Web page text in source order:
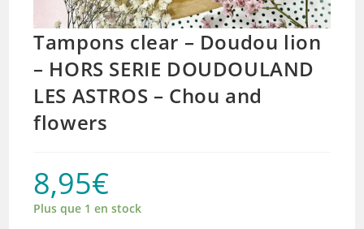
Tampons clear – Doudou lion
– HORS SERIE DOUDOULAND
LES ASTROS – Chou and
flowers
8,95€
Plus que 1 en stock